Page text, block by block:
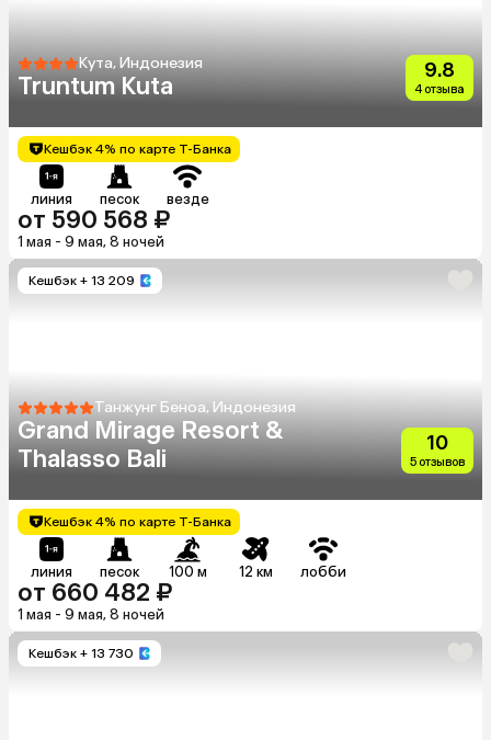
Кута, Индонезия
Truntum Kuta
9.8
4 отзыва
Кешбэк 4% по карте Т-Банка
линия песок везде
от 590 568 ₽
1 мая - 9 мая, 8 ночей
Кешбэк + 13 209
Танжунг Беноа, Индонезия
Grand Mirage Resort &
Thalasso Bali
10
5 отзывов
Кешбэк 4% по карте Т-Банка
линия песок 100 м 12 км лобби
от 660 482 ₽
1 мая - 9 мая, 8 ночей
Кешбэк + 13 730